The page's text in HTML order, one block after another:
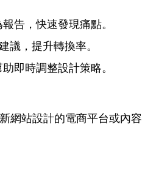
告，快速發現痛點。
議，提升轉換率。
即時調整設計策略。
網站設計的電商平台或內容